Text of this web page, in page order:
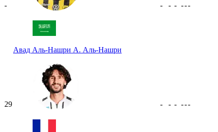
-
Авад Аль-Нашри А. Аль-Нашри
- - - ---
29 - - - ---